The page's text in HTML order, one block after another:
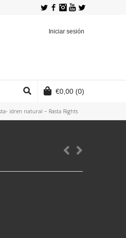
YouTube
Instagram
Facebook
Twitter
Iniciar sesión
€0,00 (0)
idren natural – Rasta Rights